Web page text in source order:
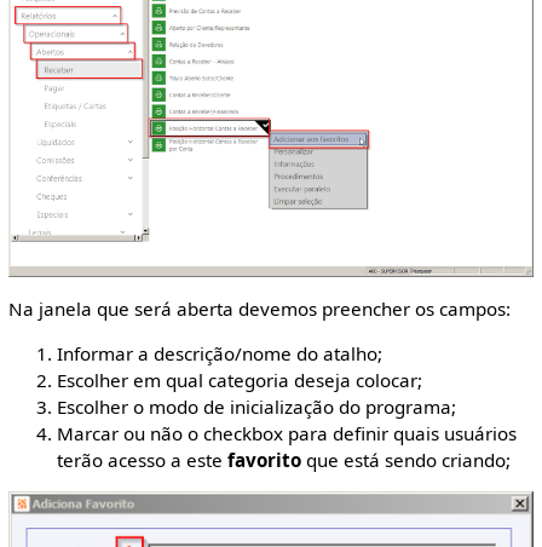
Na janela que será aberta devemos preencher os campos:
Informar a descrição/nome do atalho;
Escolher em qual categoria deseja colocar;
Escolher o modo de inicialização do programa;
Marcar ou não o checkbox para definir quais usuários
terão acesso a este favoritoque está sendo criando;